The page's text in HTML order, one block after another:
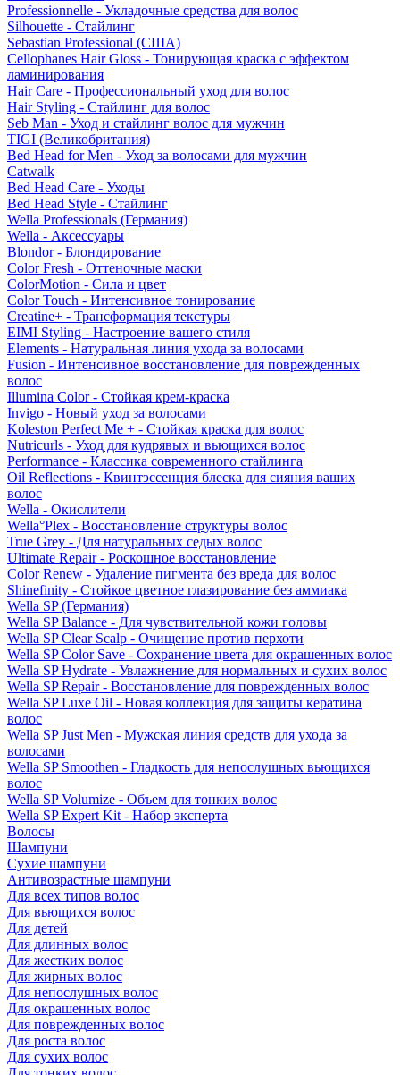
Professionnelle - Укладочные средства для волос
Silhouette - Стайлинг
Sebastian Professional (США)
Cellophanes Hair Gloss - Тонирующая краска с эффектом
ламинирования
Hair Care - Профессиональный уход для волос
Hair Styling - Стайлинг для волос
Seb Man - Уход и стайлинг волос для мужчин
TIGI (Великобритания)
Bed Head for Men - Уход за волосами для мужчин
Catwalk
Bed Head Care - Уходы
Bed Head Style - Стайлинг
Wella Professionals (Германия)
Wella - Аксессуары
Blondor - Блондирование
Color Fresh - Оттеночные маски
ColorMotion - Сила и цвет
Color Touch - Интенсивное тонирование
Creatine+ - Трансформация текстуры
EIMI Styling - Настроение вашего стиля
Elements - Натуральная линия ухода за волосами
Fusion - Интенсивное восстановление для поврежденных
волос
Illumina Color - Стойкая крем-краска
Invigo - Новый уход за волосами
Koleston Perfect Me + - Стойкая краска для волос
Nutricurls - Уход для кудрявых и вьющихся волос
Performance - Классика современного стайлинга
Oil Reflections - Квинтэссенция блеска для сияния ваших
волос
Wella - Окислители
Wella°Plex - Восстановление структуры волос
True Grey - Для натуральных седых волос
Ultimate Repair - Роскошное восстановление
Color Renew - Удаление пигмента без вреда для волос
Shinefinity - Стойкое цветное глазирование без аммиака
Wella SP (Германия)
Wella SP Balance - Для чувствительной кожи головы
Wella SP Clear Scalp - Очищение против перхоти
Wella SP Color Save - Сохранение цвета для окрашенных волос
Wella SP Hydrate - Увлажнение для нормальных и сухих волос
Wella SP Repair - Восстановление для поврежденных волос
Wella SP Luxe Oil - Новая коллекция для защиты кератина
волос
Wella SP Just Men - Мужская линия средств для ухода за
волосами
Wella SP Smoothen - Гладкость для непослушных вьющихся
волос
Wella SP Volumize - Объем для тонких волос
Wella SP Expert Kit - Набор эксперта
Волосы
Шампуни
Сухие шампуни
Антивозрастные шампуни
Для всех типов волос
Для вьющихся волос
Для детей
Для длинных волос
Для жестких волос
Для жирных волос
Для непослушных волос
Для окрашенных волос
Для поврежденных волос
Для роста волос
Для сухих волос